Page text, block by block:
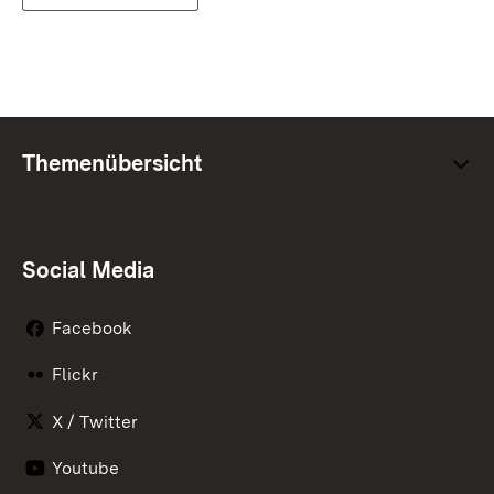
Themenübersicht
Social Media
Facebook
Flickr
X / Twitter
Youtube